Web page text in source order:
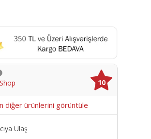
10
diğer ürünlerini görüntüle
Ulaş